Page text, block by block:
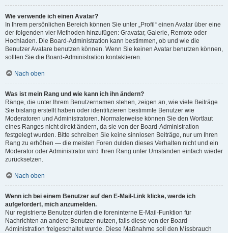
Wie verwende ich einen Avatar?
In Ihrem persönlichen Bereich können Sie unter „Profil“ einen Avatar über eine
der folgenden vier Methoden hinzufügen: Gravatar, Galerie, Remote oder
Hochladen. Die Board-Administration kann bestimmen, ob und wie die
Benutzer Avatare benutzen können. Wenn Sie keinen Avatar benutzen können,
sollten Sie die Board-Administration kontaktieren.
Nach oben
Was ist mein Rang und wie kann ich ihn ändern?
Ränge, die unter Ihrem Benutzernamen stehen, zeigen an, wie viele Beiträge
Sie bislang erstellt haben oder identifizieren bestimmte Benutzer wie
Moderatoren und Administratoren. Normalerweise können Sie den Wortlaut
eines Ranges nicht direkt ändern, da sie von der Board-Administration
festgelegt wurden. Bitte schreiben Sie keine sinnlosen Beiträge, nur um Ihren
Rang zu erhöhen — die meisten Foren dulden dieses Verhalten nicht und ein
Moderator oder Administrator wird Ihren Rang unter Umständen einfach wieder
zurücksetzen.
Nach oben
Wenn ich bei einem Benutzer auf den E-Mail-Link klicke, werde ich
aufgefordert, mich anzumelden.
Nur registrierte Benutzer dürfen die foreninterne E-Mail-Funktion für
Nachrichten an andere Benutzer nutzen, falls diese von der Board-
Administration freigeschaltet wurde. Diese Maßnahme soll den Missbrauch